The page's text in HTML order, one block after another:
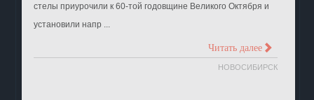
стелы приурочили к 60-той годовщине Великого Октября и
установили напр ...
Читать далее >
НОВОСИБИРСК